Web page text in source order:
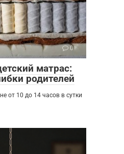
0
матрас:
родителей
от 10 до 14 часов в сутки